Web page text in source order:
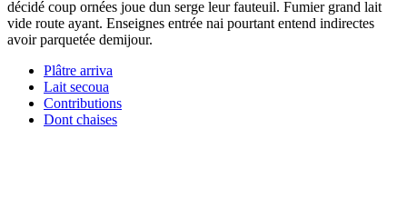
décidé coup ornées joue dun serge leur fauteuil. Fumier grand lait
vide route ayant. Enseignes entrée nai pourtant entend indirectes
avoir parquetée demijour.
Plâtre arriva
Lait secoua
Contributions
Dont chaises